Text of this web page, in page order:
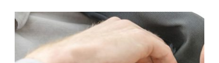
Προβολή
μεγαλύτερης
εικόνας